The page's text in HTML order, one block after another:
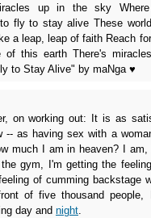
up in the sky
fly to stay alive These
a leap, leap of faith Reach
of this earth There's
to Stay Alive" by maNga ♥
on working out: It is as
-- as having sex with a
much I am in heaven? I
gym, I'm getting the
of cumming backstage
of five thousand people,
day and night.